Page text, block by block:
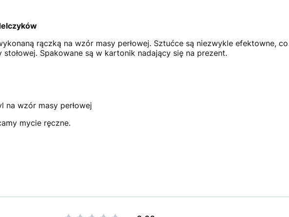
rączką na wzór masy perłowej. Sztućce są niezwykle efektowne,
Spakowane są w kartonik nadający się na prezent.
na wzór masy perłowej
mycie ręczne.